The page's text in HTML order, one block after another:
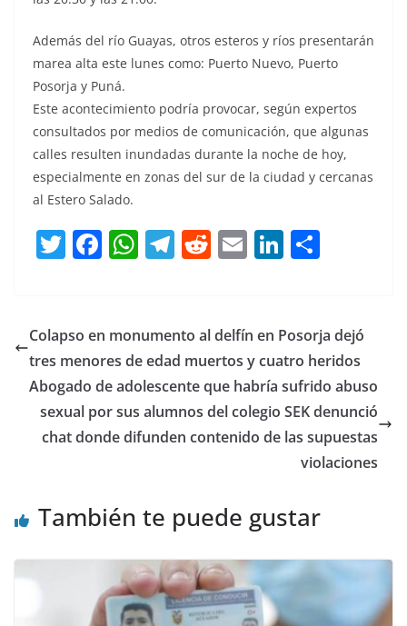
Además del río Guayas, otros esteros y ríos presentarán
marea alta este lunes como: Puerto Nuevo, Puerto
Posorja y Puná.
Este acontecimiento podría provocar, según expertos
consultados por medios de comunicación, que algunas
calles resulten inundadas durante la noche de hoy,
especialmente en zonas del sur de la ciudad y cercanas
al Estero Salado.
T
er
F
e
b
o
o
k
W
s
A
p
p
T
gr
a
m
R
di
t
E
l
Li
e
dI
n
p
ar
tir
Colapso en monumento al delfín en Posorja dejó
tres menores de edad muertos y cuatro heridos
Abogado de adolescente que habría sufrido abuso
sexual por sus alumnos del colegio SEK denunció
chat donde difunden contenido de las supuestas
violaciones
También te puede gustar